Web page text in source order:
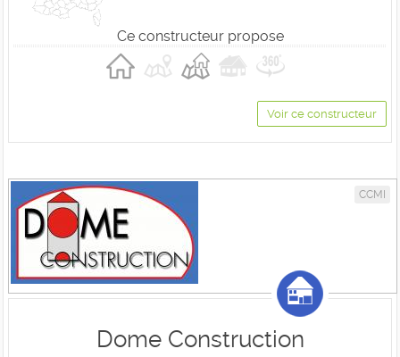
Ce constructeur propose
Voir ce constructeur
CCMI
Dome Construction